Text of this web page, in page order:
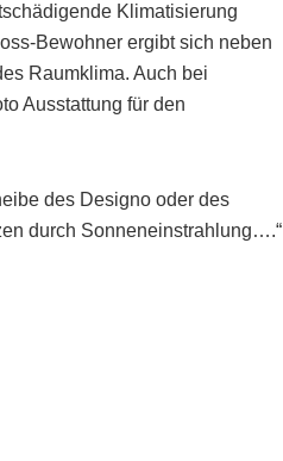
Klimatisierung
Bewohner ergibt sich neben
Raumklima. Auch bei
Ausstattung für den
des Designo oder des
durch Sonneneinstrahlung….“